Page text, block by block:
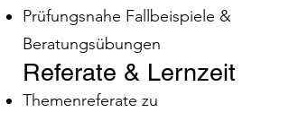
Prüfungsnahe Fallbeispiele &
Beratungsübungen
Referate & Lernzeit
Themenreferate zu